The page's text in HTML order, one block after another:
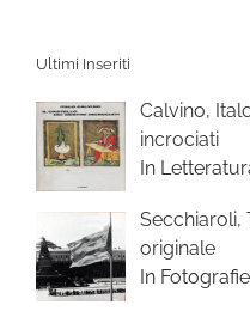
Ultimi Inseriti
Calvino,
incrociati
In
Secchiaroli,
originale
In